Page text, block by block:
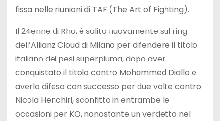
fissa nelle riunioni di TAF (The Art of Fighting).
Il 24enne di Rho, è salito nuovamente sul ring
dell’Allianz Cloud di Milano per difendere il titolo
italiano dei pesi superpiuma, dopo aver
conquistato il titolo contro Mohammed Diallo e
averlo difeso con successo per due volte contro
Nicola Henchiri, sconfitto in entrambe le
occasioni per KO, nonostante un verdetto nel